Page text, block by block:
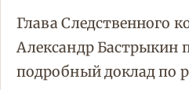
Глава Следственного
Александр Бастрыкин
подробный доклад по